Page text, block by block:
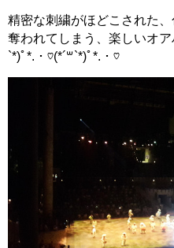
精密な刺繍がほどこされた
奪われてしまう、楽しいオア
`*)ﾟ*.・♡(*´꒳`*)ﾟ*.・♡